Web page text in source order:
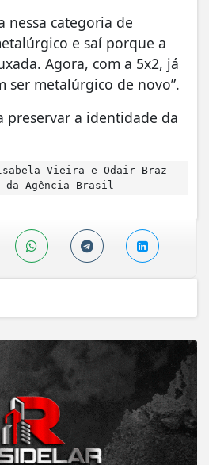
nessa categoria de
e saí porque a
Agora, com a 5x2, já
ser metalúrgico de novo”.
preservar a identidade da
Vieira e Odair Braz
Agência Brasil